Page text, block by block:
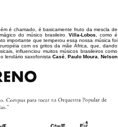
é chamado, é basicamente fruto da mescla de
do músico brasileiro.Villa-Lobos
, como é
importante que temperou essa nossa música foi
com os gritos da mãe África, que, dando
influenciou muitos músicos brasileiros como
, o lendário saxofonista Casé, Paulo Moura ,Nelson